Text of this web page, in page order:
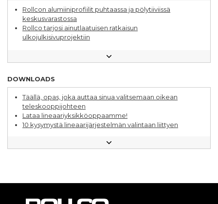
Laajasti sovelluksia lineaarituotteille
Eri tapoja edistää kestävää kehitystä
Lineaarijärjestelmät ja alumiinijärjestelmät – näin
parannat suunnittelua
Valitse oikea lineaarijohde sovellukseesi
Rollcon alumiiniprofiilit puhtaassa ja pölytiiviissä
keskusvarastossa
Rollco tarjosi ainutlaatuisen ratkaisun
ulkojulkisivuprojektiin
Kestävä lineaarijohde pakkauskoneeseen
DOWNLOADS
Täällä, opas, joka auttaa sinua valitsemaan oikean
teleskooppijohteen
Lataa lineaariyksikköoppaamme!
10 kysymystä lineaarijärjestelmän valintaan liittyen